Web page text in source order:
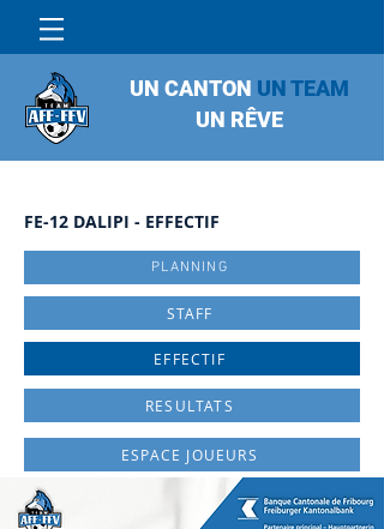
UN CANTON UN TEAM
UN RÊVE
FE-12 DALIPI - EFFECTIF
PLANNING
STAFF
EFFECTIF
RESULTATS
ESPACE JOUEURS